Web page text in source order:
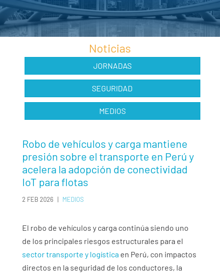
Noticias
JORNADAS
SEGURIDAD
MEDIOS
Robo de vehículos y carga mantiene
presión sobre el transporte en Perú y
acelera la adopción de conectividad
IoT para flotas
2 FEB 2026 | MEDIOS
El robo de vehículos y carga continúa siendo uno
de los principales riesgos estructurales para el
sector transporte y logísticaen Perú, con impactos
directos en la seguridad de los conductores, la